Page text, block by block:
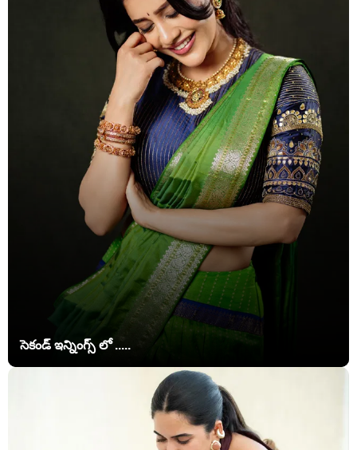
సెకండ్ ఇన్నింగ్స్ లో .....